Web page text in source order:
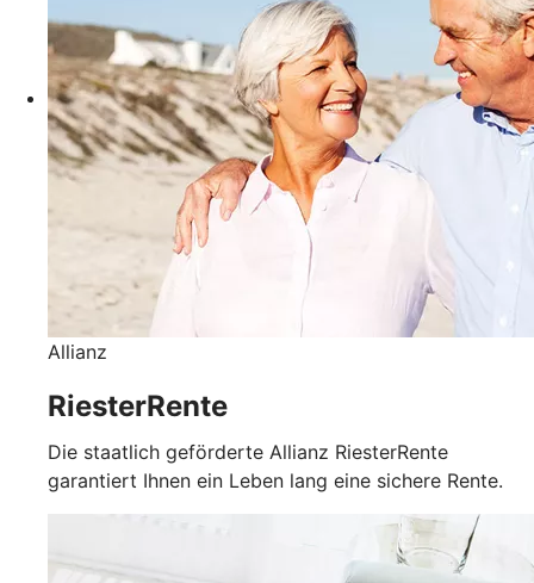
Allianz
RiesterRente
Die staatlich geförderte Allianz RiesterRente
garantiert Ihnen ein Leben lang eine sichere Rente.